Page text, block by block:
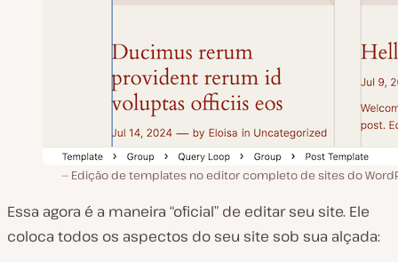
Edição de templates no editor completo de sites do
Essa agora é a maneira “oficial” de editar seu site. Ele
coloca todos os aspectos do seu site sob sua alçada: